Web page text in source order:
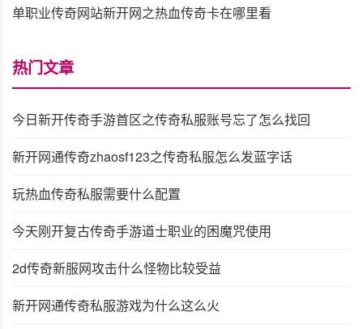
单职业传奇网站新开网之热血传奇卡在哪里看
热门文章
今日新开传奇手游首区之传奇私服账号忘了怎么找回
新开网通传奇zhaosf123之传奇私服怎么发蓝字话
玩热血传奇私服需要什么配置
今天刚开复古传奇手游道士职业的困魔咒使用
2d传奇新服网攻击什么怪物比较受益
新开网通传奇私服游戏为什么这么火